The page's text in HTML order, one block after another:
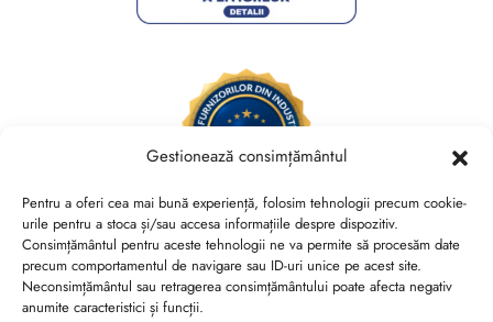
Gestionează consimțământul
Pentru a oferi cea mai bună experiență, folosim tehnologii precum cookie-
urile pentru a stoca și/sau accesa informațiile despre dispozitiv.
Consimțământul pentru aceste tehnologii ne va permite să procesăm date
precum comportamentul de navigare sau ID-uri unice pe acest site.
Neconsimțământul sau retragerea consimțământului poate afecta negativ
anumite caracteristici și funcții.
Brides Shoes By Veronesse S.R.L.
RO44730767, J40/13882/2021, Cod CAEN 1520
Str. Nicolae Canea, Nr. 53, Sector 2, Bucuresti